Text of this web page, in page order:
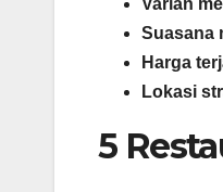
Suasana
Harga
Lokasi
5